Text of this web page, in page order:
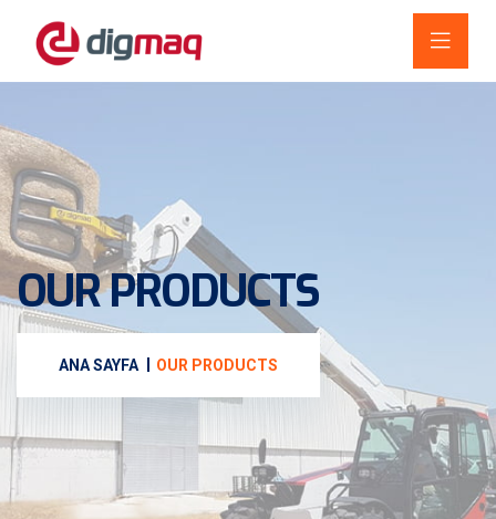
OUR PRODUCTS
ANA SAYFA OUR PRODUCTS